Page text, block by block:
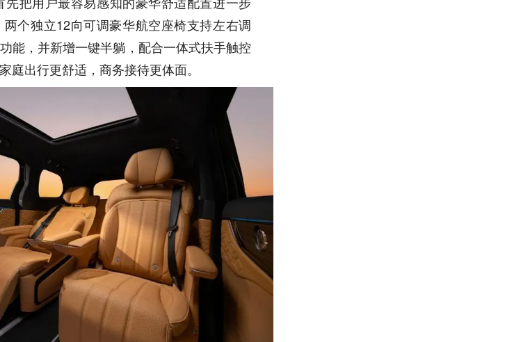
个独立12向可调豪华航空座椅支持左右调
能，并新增一键半躺，配合一体式扶手触控
庭出行更舒适，商务接待更体面。